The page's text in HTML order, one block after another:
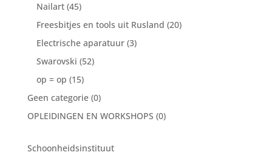
Nailart (45)
Freesbitjes en tools uit Rusland (20)
Electrische aparatuur (3)
Swarovski (52)
op = op (15)
Geen categorie (0)
OPLEIDINGEN EN WORKSHOPS (0)
Schoonheidsinstituut